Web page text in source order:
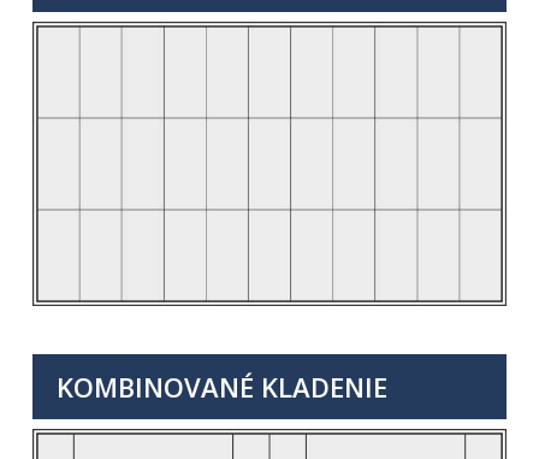
KOMBINOVANÉ KLADENIE